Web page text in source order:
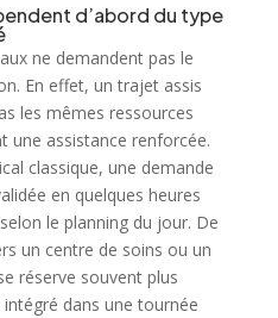
d’abord du type
ne demandent pas le
En effet, un trajet assis
les mêmes ressources
une assistance renforcée.
classique, une demande
en quelques heures
le planning du jour. De
un centre de soins ou un
réserve souvent plus
dans une tournée